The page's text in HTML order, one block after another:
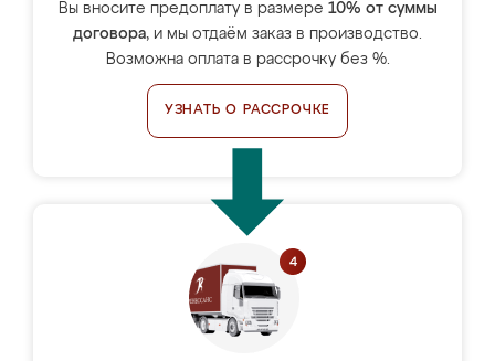
Вы вносите предоплату в размере 10% от суммы
договора, и мы отдаём заказ в производство.
Возможна оплата в рассрочку без %.
УЗНАТЬ О РАССРОЧКЕ